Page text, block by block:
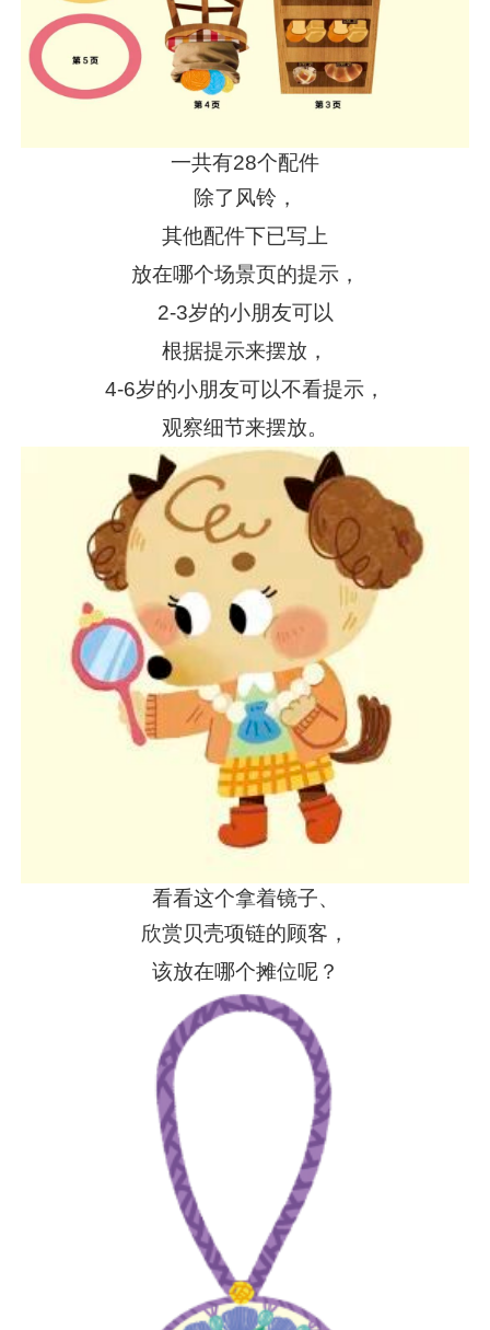
一共有28个配件
除了风铃，
其他配件下已写上
放在哪个场景页的提示，
2-3岁的小朋友可以
根据提示来摆放，
4-6岁的小朋友可以不看提示，
观察细节来摆放。
看看这个拿着镜子、
欣赏贝壳项链的顾客，
该放在哪个摊位呢？